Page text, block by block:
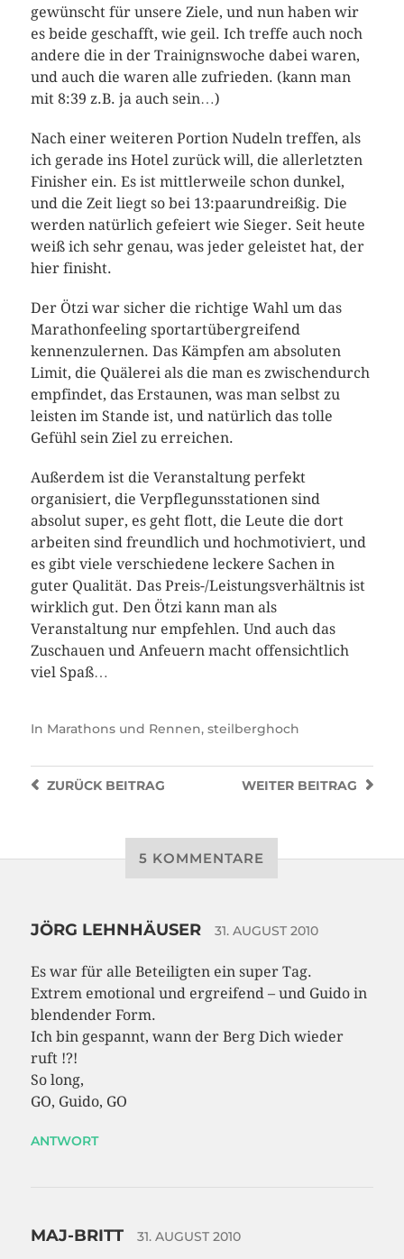
gewünscht für unsere Ziele, und nun haben wir
es beide geschafft, wie geil. Ich treffe auch noch
andere die in der Trainignswoche dabei waren,
und auch die waren alle zufrieden. (kann man
mit 8:39 z.B. ja auch sein…)
Nach einer weiteren Portion Nudeln treffen, als
ich gerade ins Hotel zurück will, die allerletzten
Finisher ein. Es ist mittlerweile schon dunkel,
und die Zeit liegt so bei 13:paarundreißig. Die
werden natürlich gefeiert wie Sieger. Seit heute
weiß ich sehr genau, was jeder geleistet hat, der
hier finisht.
Der Ötzi war sicher die richtige Wahl um das
Marathonfeeling sportartübergreifend
kennenzulernen. Das Kämpfen am absoluten
Limit, die Quälerei als die man es zwischendurch
empfindet, das Erstaunen, was man selbst zu
leisten im Stande ist, und natürlich das tolle
Gefühl sein Ziel zu erreichen.
Außerdem ist die Veranstaltung perfekt
organisiert, die Verpflegunsstationen sind
absolut super, es geht flott, die Leute die dort
arbeiten sind freundlich und hochmotiviert, und
es gibt viele verschiedene leckere Sachen in
guter Qualität. Das Preis-/Leistungsverhältnis ist
wirklich gut. Den Ötzi kann man als
Veranstaltung nur empfehlen. Und auch das
Zuschauen und Anfeuern macht offensichtlich
viel Spaß…
In Marathons und Rennen, steilberghoch
WEITER BEITRAG
ZURÜCKBEITRAG
5 KOMMENTARE
JÖRG LEHNHÄUSER 31. AUGUST 2010
Es war für alle Beteiligten ein super Tag.
Extrem emotional und ergreifend – und Guido in
blendender Form.
Ich bin gespannt, wann der Berg Dich wieder
ruft !?!
So long,
GO, Guido, GO
ANTWORT
MAJ-BRITT 31. AUGUST 2010